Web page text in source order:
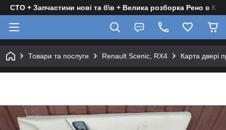
СТО + Запчастини нові та б\в + Велика розборка Рено в
Товари та послуги Renault Scenic, RX4 Карта двері